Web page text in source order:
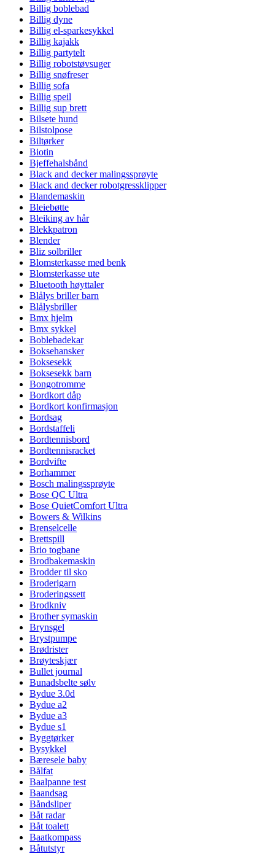
Billig boblebad
Billig dyne
Billig el-sparkesykkel
Billig kajakk
Billig partytelt
Billig robotstøvsuger
Billig snøfreser
Billig sofa
Billig speil
Billig sup brett
Bilsete hund
Bilstolpose
Biltørker
Biotin
Bjeffehalsbånd
Black and decker malingssprøyte
Black and decker robotgressklipper
Blandemaskin
Bleiebøtte
Bleiking av hår
Blekkpatron
Blender
Bliz solbriller
Blomsterkasse med benk
Blomsterkasse ute
Bluetooth høyttaler
Blålys briller barn
Blålysbriller
Bmx hjelm
Bmx sykkel
Boblebadekar
Boksehansker
Boksesekk
Boksesekk barn
Bongotromme
Bordkort dåp
Bordkort konfirmasjon
Bordsag
Bordstaffeli
Bordtennisbord
Bordtennisracket
Bordvifte
Borhammer
Bosch malingssprøyte
Bose QC Ultra
Bose QuietComfort Ultra
Bowers & Wilkins
Brenselcelle
Brettspill
Brio togbane
Brodbakemaskin
Brodder til sko
Broderigarn
Broderingssett
Brodkniv
Brother symaskin
Brynsgel
Brystpumpe
Brødrister
Brøyteskjær
Bullet journal
Bunadsbelte sølv
Bydue 3.0d
Bydue a2
Bydue a3
Bydue s1
Byggtørker
Bysykkel
Bæresele baby
Bålfat
Baalpanne test
Baandsag
Båndsliper
Båt radar
Båt toalett
Baatkompass
Båtutstyr